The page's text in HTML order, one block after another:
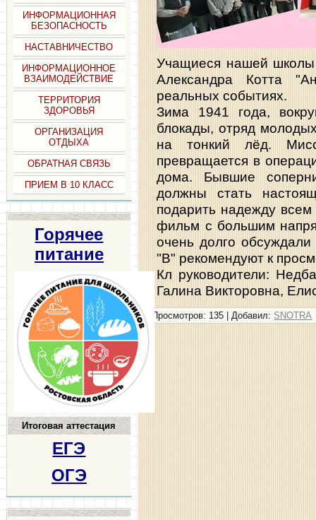
ИНФОРМАЦИОННАЯ
БЕЗОПАСНОСТЬ
НАСТАВНИЧЕСТВО
ИНФОРМАЦИОННОЕ
ВЗАИМОДЕЙСТВИЕ
ТЕРРИТОРИЯ
ЗДОРОВЬЯ
ОРГАНИЗАЦИЯ
ОТДЫХА
ОБРАТНАЯ СВЯЗЬ
ПРИЕМ В 10 КЛАСС
Горячее
питание
Итоговая аттестация
ЕГЭ
ОГЭ
Учащиеся нашей школы
Александра Котта
реальных событиях.
Зима 1941 года,
блокады, отряд
на тонкий лёд.
превращается в
дома. Бывшие
должны стать
подарить надежду
фильм с большим
очень долго
"В" рекомендуют к
Кл руководители:
Галина Викторовна,
Просмотров: 135 | Добавил: SNOTRA